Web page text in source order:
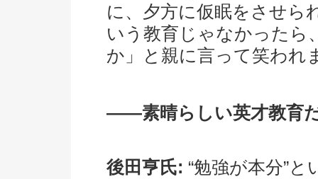
に、夕方に仮眠をさせら
いう教育じゃなかったら
か」と親に言って笑われ
――素晴らしい英才教育
後田亨氏: “勉強が本分”